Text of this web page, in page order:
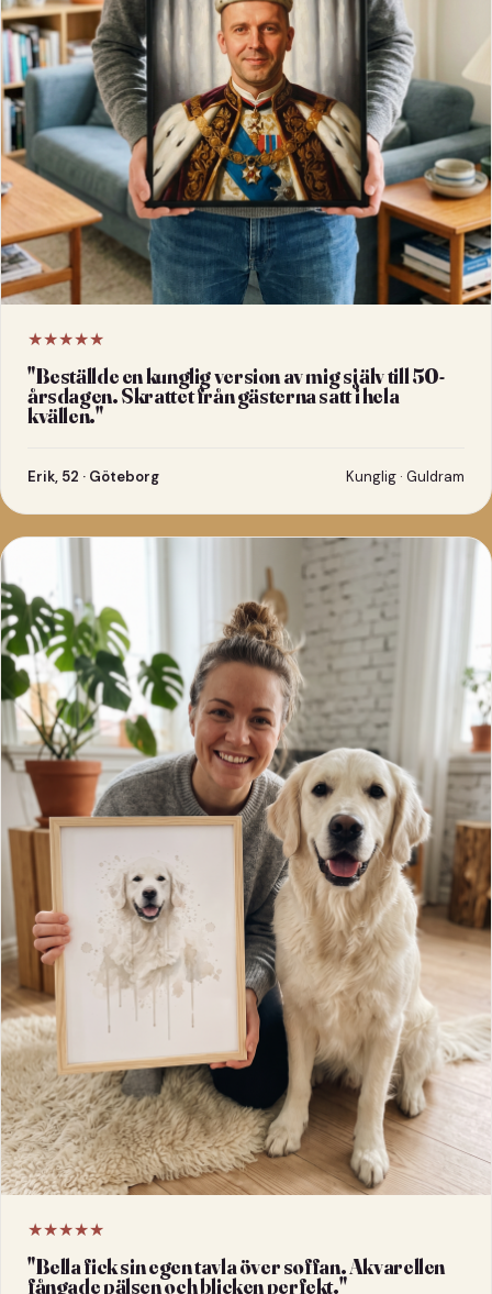
★★★★★
"Beställde en kunglig version av mig själv till 50-
årsdagen. Skrattet från gästerna satt i hela
kvällen."
Erik, 52 · Göteborg Kunglig · Guldram
★★★★★
"Bella fick sin egen tavla över soffan. Akvarellen
fångade pälsen och blicken perfekt."